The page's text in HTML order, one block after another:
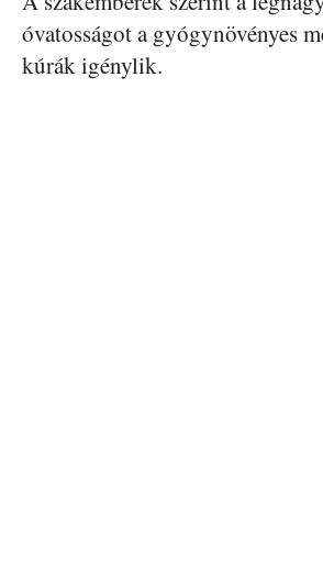
óvatosságot a gyógynövényes
kúrák igénylik.